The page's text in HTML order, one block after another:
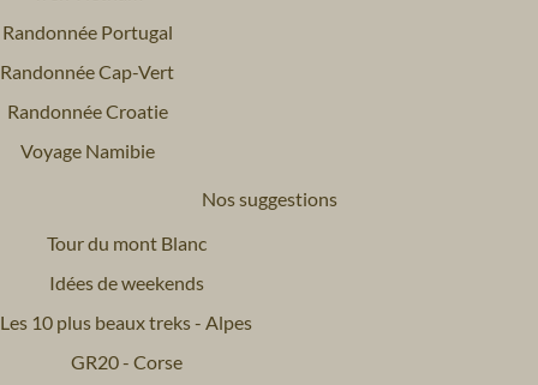
Randonnée Portugal
Randonnée Cap-Vert
Randonnée Croatie
Voyage Namibie
Nos suggestions
Tour du mont Blanc
Idées de weekends
Les 10 plus beaux treks - Alpes
GR20 - Corse